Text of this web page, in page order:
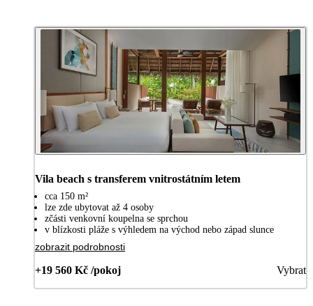
Vila beach s transferem vnitrostátním letem
cca 150 m²
lze zde ubytovat až 4 osoby
zčásti venkovní koupelna se sprchou
v blízkosti pláže s výhledem na východ nebo západ slunce
zobrazit podrobnosti
+19 560 Kč /pokoj Vybrat